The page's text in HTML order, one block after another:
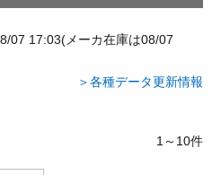
07 17:03(メーカ在庫は08/07
＞各種データ更新情報
1～10件